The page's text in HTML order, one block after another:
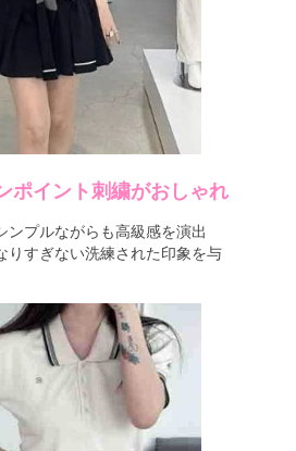
ポイント刺繍がおしゃれ
ンプルながらも高級感を演出
りすぎない洗練された印象を与